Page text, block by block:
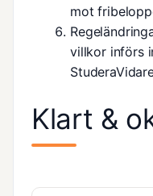
mot
villkor införs
Klart &